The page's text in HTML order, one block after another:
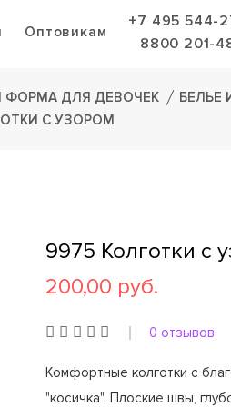
Оптовикам
+7 495 544-
8800 201-
ФОРМА ДЛЯ ДЕВОЧЕК
С УЗОРОМ
9975 Колготки с
200,00 руб.
0 отзывов
Комфортные колготки с
"косичка". Плоские швы,